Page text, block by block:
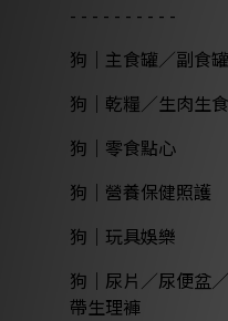
- - - - - - - - - -
狗｜主食罐／副食罐
狗｜乾糧／生肉生食
狗｜零食點心
狗｜營養保健照護
狗｜玩具娛樂
狗｜尿片／尿便盆
帶生理褲